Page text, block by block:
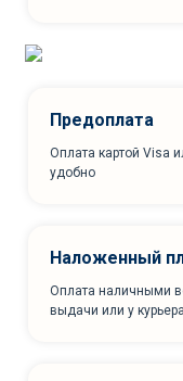
Предоплата
Оплата картой Visa
удобно
Наложенный
Оплата наличными
выдачи или у курьера